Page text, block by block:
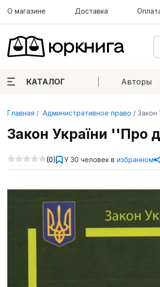
О магазине Доставка
КАТАЛОГ Авторы
Главная Административное право Закон
Закон України ''Про
(0) У 30 человек в избранном